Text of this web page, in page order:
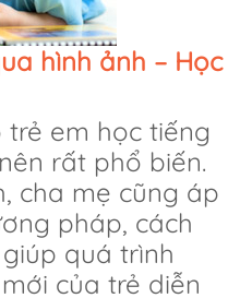
hình ảnh – Học
trẻ em học tiếng
rất phổ biến.
cha mẹ cũng áp
pháp, cách
quá trình
của trẻ diễn